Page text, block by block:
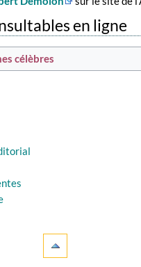
en ligne
célèbres